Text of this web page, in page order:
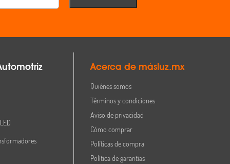
Acerca de másluz.mx
Quiénes somos
Términos y condiciones
Aviso de privacidad
Cómo comprar
Políticas de compra
Política de garantías